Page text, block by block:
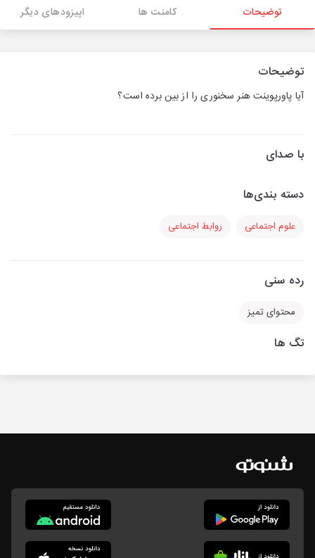
توضیحات کامنت ها اپیزودهای دیگر
توضیحات
آیا پاورپوینت هنر سخنوری را از بین برده است؟
با صدای
دسته بندی‌ها
علوم اجتماعی روابط اجتماعی
رده سنی
محتوای تمیز
تگ ها